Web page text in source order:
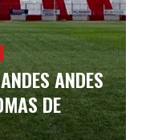
ANDES
DE